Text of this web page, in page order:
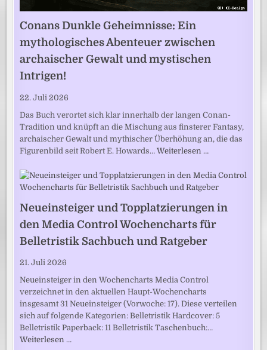
Conans Dunkle Geheimnisse: Ein
mythologisches Abenteuer zwischen
archaischer Gewalt und mystischen
Intrigen!
22. Juli 2026
Das Buch verortet sich klar innerhalb der langen Conan-
Tradition und knüpft an die Mischung aus finsterer Fantasy,
archaischer Gewalt und mythischer Überhöhung an, die das
Figurenbild seit Robert E. Howards…Weiterlesen …
Neueinsteiger und Topplatzierungen in
den Media Control Wochencharts für
Belletristik Sachbuch und Ratgeber
21. Juli 2026
Neueinsteiger in den Wochencharts Media Control
verzeichnet in den aktuellen Haupt-Wochencharts
insgesamt 31 Neueinsteiger (Vorwoche: 17). Diese verteilen
sich auf folgende Kategorien: Belletristik Hardcover: 5
Belletristik Paperback: 11 Belletristik Taschenbuch:…
Weiterlesen …